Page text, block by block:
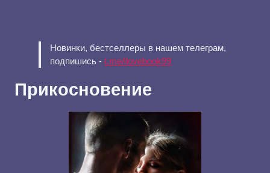
Новинки, бестселлеры в нашем телеграм,
подпишись - t.me/ilovebook99
Прикосновение